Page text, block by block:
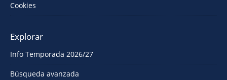
Cookies
Explorar
Info Temporada 2026/27
Búsqueda avanzada